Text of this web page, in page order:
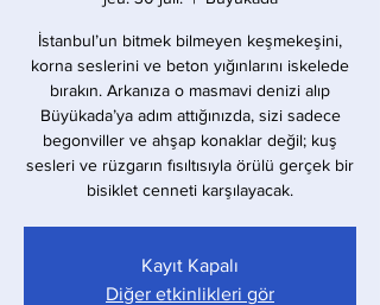
İstanbul’un bitmek bilmeyen keşmekeşini,
korna seslerini ve beton yığınlarını iskelede
bırakın. Arkanıza o masmavi denizi alıp
Büyükada’ya adım attığınızda, sizi sadece
begonviller ve ahşap konaklar değil; kuş
sesleri ve rüzgarın fısıltısıyla örülü gerçek bir
bisiklet cenneti karşılayacak.
Kayıt Kapalı
Diğer etkinlikleri gör